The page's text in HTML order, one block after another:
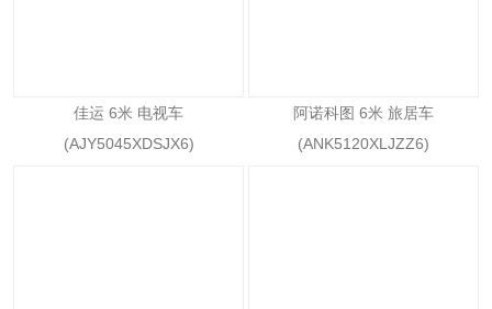
佳运 6米 电视车
(AJY5045XDSJX6)
阿诺科图 6米 旅居车
(ANK5120XLJZZ6)